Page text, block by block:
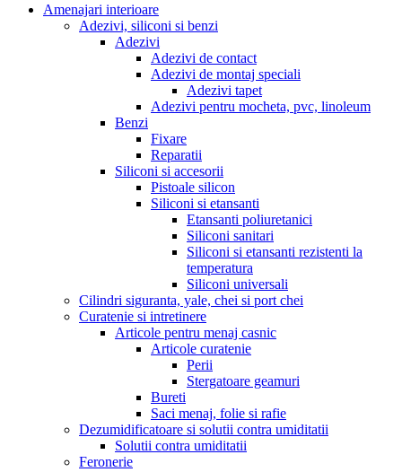
Amenajari interioare
Adezivi, siliconi si benzi
Adezivi
Adezivi de contact
Adezivi de montaj speciali
Adezivi tapet
Adezivi pentru mocheta, pvc, linoleum
Benzi
Fixare
Reparatii
Siliconi si accesorii
Pistoale silicon
Siliconi si etansanti
Etansanti poliuretanici
Siliconi sanitari
Siliconi si etansanti rezistenti la
temperatura
Siliconi universali
Cilindri siguranta, yale, chei si port chei
Curatenie si intretinere
Articole pentru menaj casnic
Articole curatenie
Perii
Stergatoare geamuri
Bureti
Saci menaj, folie si rafie
Dezumidificatoare si solutii contra umiditatii
Solutii contra umiditatii
Feronerie